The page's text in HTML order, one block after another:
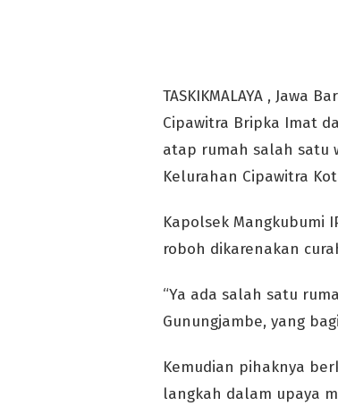
TASKIKMALAYA , Jawa
Cipawitra Bripka Imat
atap rumah salah satu
Kelurahan Cipawitra
Kapolsek Mangkubumi
roboh dikarenakan
“Ya ada salah satu
Gunungjambe, yang
Kemudian pihaknya
langkah dalam upaya